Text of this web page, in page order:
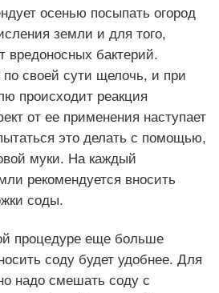
осенью посыпать огород
земли и для того,
вредоносных бактерий.
своей сути щелочь, и при
происходит реакция
от ее применения наступает
это делать с помощью,
муки. На каждый
рекомендуется вносить
соды.
процедуре еще больше
соду будет удобнее. Для
надо смешать соду с